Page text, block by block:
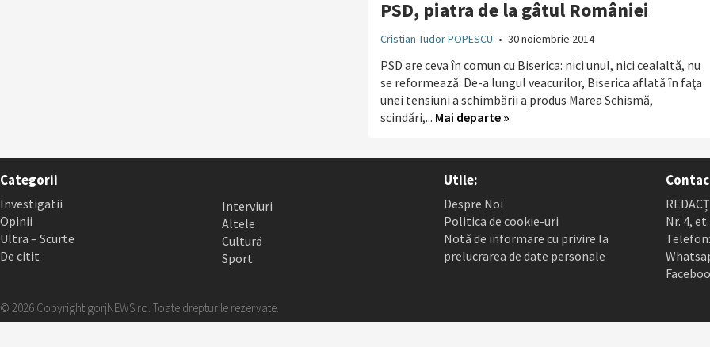
PSD, piatra de la gâtul României
Cristian Tudor POPESCU • 30 noiembrie 2014
PSD are ceva în comun cu Biserica: nici unul, nici cealaltă, nu
se reformează. De-a lungul veacurilor, Biserica aflată în faţa
unei tensiuni a schimbării a produs Marea Schismă,
scindări,... Mai departe »
Categorii
Investigatii
Opinii
Ultra – Scurte
De citit
Interviuri
Altele
Cultură
Sport
Utile:
Despre Noi
Politica de cookie-uri
Notă de informare cu privire la
prelucrarea de date personale
Nr. 4,
© 2026 Copyright gorjNEWS.ro. Toate drepturile rezervate.